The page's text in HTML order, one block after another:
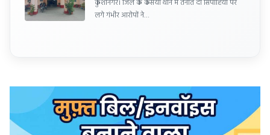
कुशीनगर। जिले के कसया थाने में तैनात दो सिपाहियों पर
लगे गंभीर आरोपों ने…